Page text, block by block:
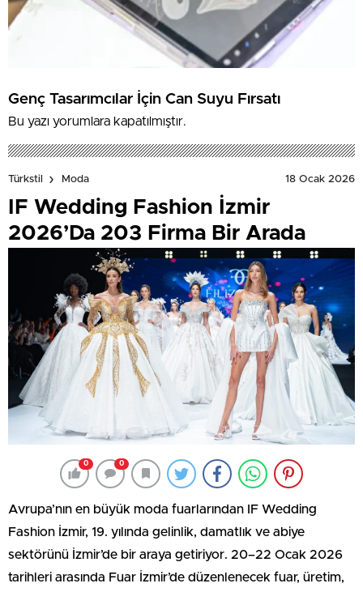
Genç Tasarımcılar İçin Can Suyu Fırsatı
Bu yazı yorumlara kapatılmıştır.
Türkstil Moda 18 Ocak 2026
IF Wedding Fashion İzmir
2026’Da 203 Firma Bir Arada
0 0
Avrupa’nın en büyük moda fuarlarından IF Wedding
Fashion İzmir, 19. yılında gelinlik, damatlık ve abiye
sektörünü İzmir’de bir araya getiriyor. 20–22 Ocak 2026
tarihleri arasında Fuar İzmir’de düzenlenecek fuar, üretim,